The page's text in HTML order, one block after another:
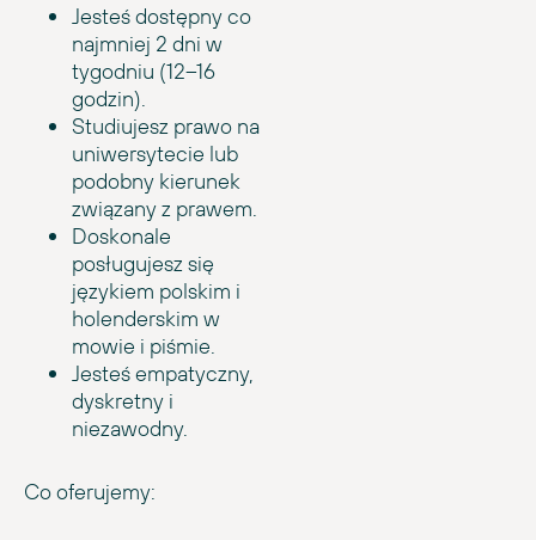
Jesteś dostępny co
najmniej 2 dni w
tygodniu (12–16
godzin).
Studiujesz prawo na
uniwersytecie lub
podobny kierunek
związany z prawem.
Doskonale
posługujesz się
językiem polskim i
holenderskim w
mowie i piśmie.
Jesteś empatyczny,
dyskretny i
niezawodny.
Co oferujemy: